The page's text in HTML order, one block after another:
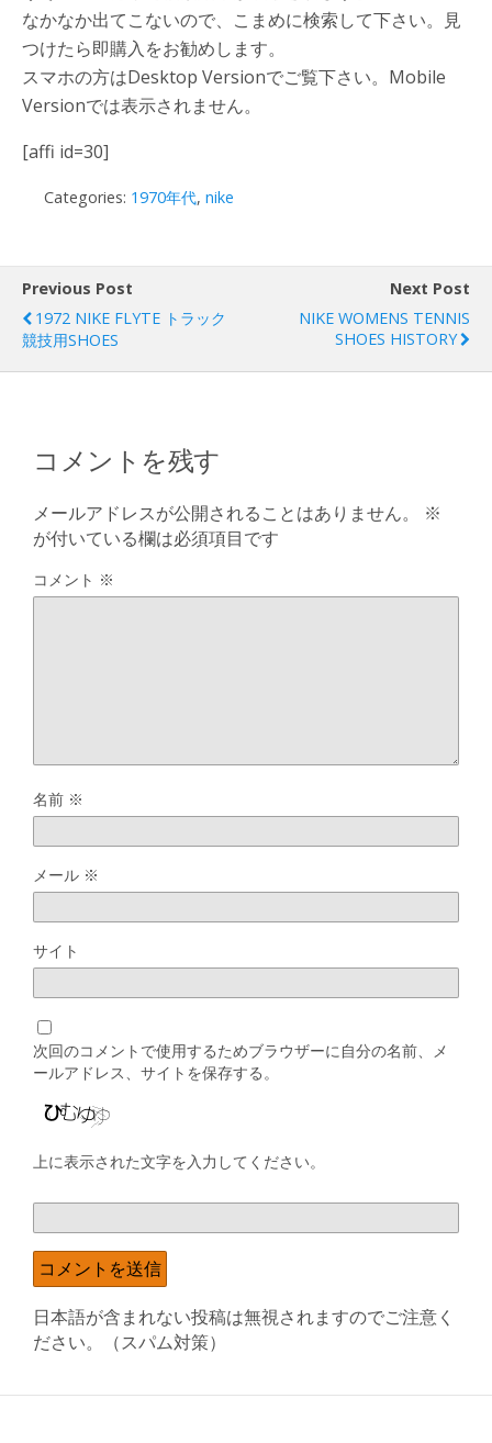
なかなか出てこないので、こまめに検索して下さい。見
つけたら即購入をお勧めします。
スマホの方はDesktop Versionでご覧下さい。Mobile
Versionでは表示されません。
[affi id=30]
Categories: 1970年代, nike
Previous Post
1972 NIKE FLYTE トラック
競技用SHOES
Next Post
NIKE WOMENS TENNIS
SHOES HISTORY
コメントを残す
メールアドレスが公開されることはありません。
※
が付いている欄は必須項目です
コメント ※
名前 ※
メール ※
サイト
次回のコメントで使用するためブラウザーに自分の名前、メ
ールアドレス、サイトを保存する。
上に表示された文字を入力してください。
日本語が含まれない投稿は無視されますのでご注意く
ださい。（スパム対策）